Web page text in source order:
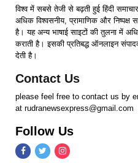
विश्व में सबसे तेजी से बढ़ती हुई हिंदी
अधिक विश्वसनीय, प्रामाणिक और निष्पक्ष
है। यह अन्य भाषाई साइटों की तुलना में
कराती है। इसकी प्रतिबद्ध ऑनलाइन
देती है।
Contact Us
please feel free to contact us by
at rudranewsexpress@gmail.com
Follow Us